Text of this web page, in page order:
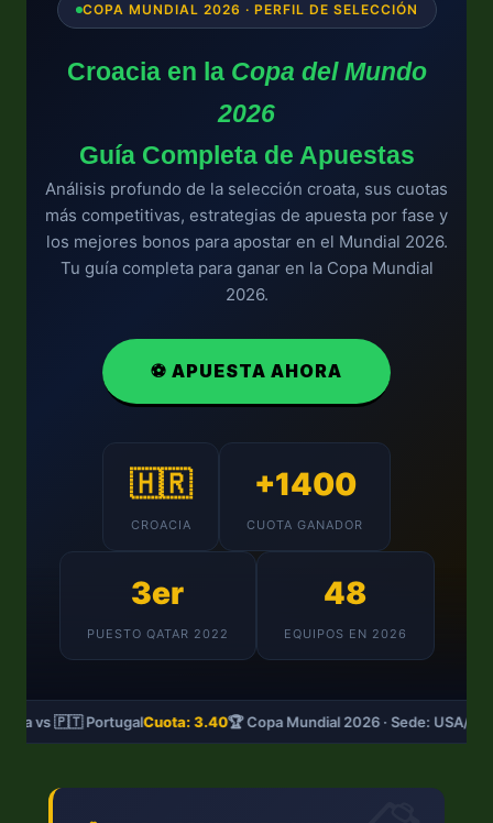
COPA MUNDIAL 2026 · PERFIL DE SELECCIÓN
Croacia en la Copa del Mundo
2026
Guía Completa de Apuestas
Análisis profundo de la selección croata, sus cuotas
más competitivas, estrategias de apuesta por fase y
los mejores bonos para apostar en el Mundial 2026.
Tu guía completa para ganar en la Copa Mundial
2026.
⚽ APUESTA AHORA
🇭🇷
CROACIA
+1400
CUOTA GANADOR
3er
PUESTO QATAR 2022
48
EQUIPOS EN 2026
vs 🇵🇹 PortugalCuota: 3.40🏆 Copa Mundial 2026 · Sede: USA/